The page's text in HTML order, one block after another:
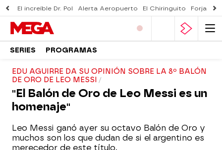
El increíble Dr. Pol Alerta Aeropuerto El Chiringuito Forjado
SERIES PROGRAMAS
EDU AGUIRRE DA SU OPINIÓN SOBRE LA 8º BALÓN
DE ORO DE LEO MESSI
"El Balón de Oro de Leo Messi es un
homenaje"
Leo Messi ganó ayer su octavo Balón de Oro y
muchos son los que dudan de si el argentino es
merecedor de este título.